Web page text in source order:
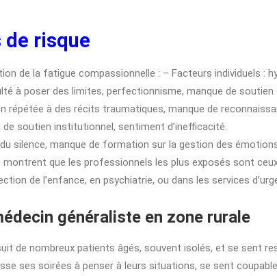
de risque
de la fatigue compassionnelle : – Facteurs individuels :
à poser des limites, perfectionnisme, manque de soutien
répétée à des récits traumatiques, manque de
soutien institutionnel, sentiment d’inefficacité.
silence, manque de formation sur la gestion des
que les professionnels les plus exposés sont
de l’enfance, en psychiatrie, ou dans les services
généraliste en zone rurale
de nombreux patients âgés, souvent isolés, et se sent
ses soirées à penser à leurs situations, se sent